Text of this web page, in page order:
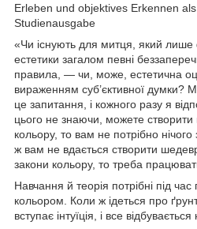
Erleben und objektives Erkennen
Studienausgabe
«Чи існують для митця, який
естетики загалом певні
правила, — чи, може, естетична
вираженням суб’єктивної думки?
це запитання, і кожного разу я
цього не знаючи, можете
кольору, то вам не потрібно
ж вам не вдається створити
закони кольору, то треба
Навчання й теорія потрібні під
кольором. Коли ж ідеться про
вступає інтуїція, і все